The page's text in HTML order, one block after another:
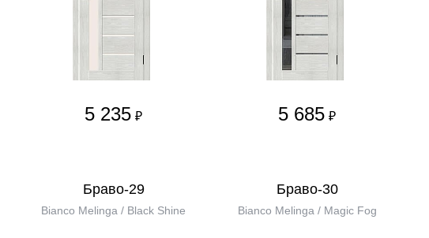
5 235 ₽ 5 685 ₽
Браво-29
Bianco Melinga / Black Shine
Браво-30
Bianco Melinga / Magic Fog